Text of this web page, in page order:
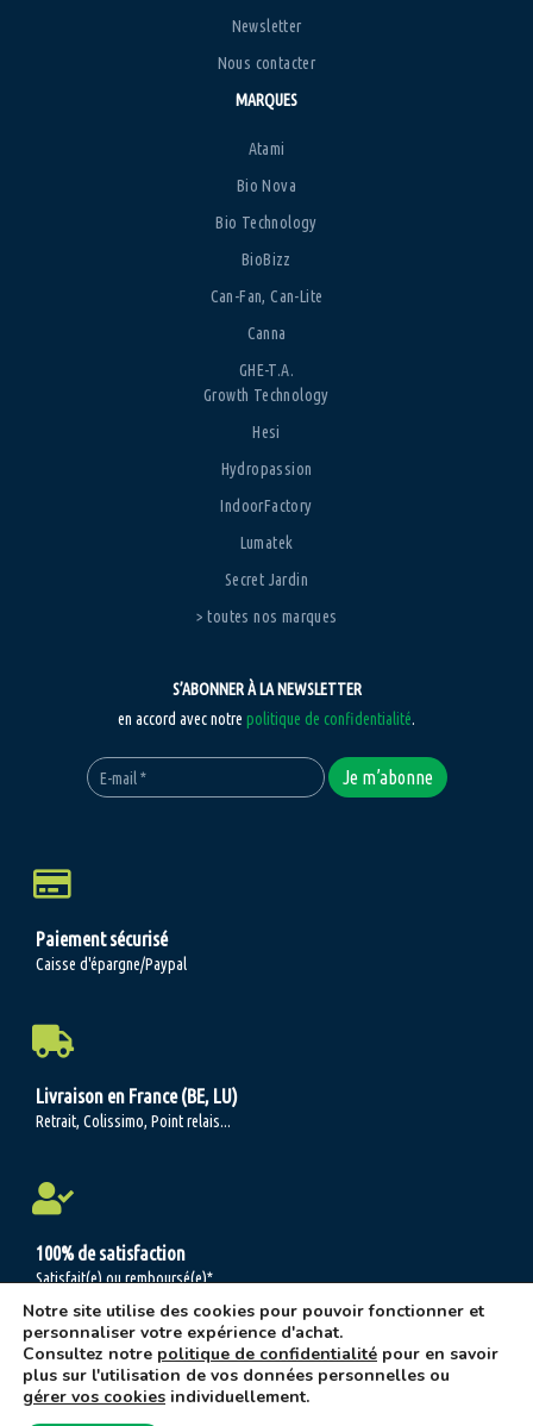
Newsletter
Nous contacter
MARQUES
Atami
Bio Nova
Bio Technology
BioBizz
Can-Fan, Can-Lite
Canna
GHE-T.A.
Growth Technology
Hesi
Hydropassion
IndoorFactory
Lumatek
Secret Jardin
> toutes nos marques
S’ABONNER À LA NEWSLETTER
en accord avec notre politique de confidentialité.
Paiement sécurisé
Caisse d'épargne/Paypal
Livraison en France (BE, LU)
Retrait, Colissimo, Point relais...
100% de satisfaction
Satisfait(e) ou remboursé(e)*
Les jardins 2 demain © 2004-2026 -C.G.V.-Mentions légales/Politique de
confidentialitéψ Réalisation:Oh là là, Bravo ! Agence
Notre site utilise des cookies pour pouvoir fonctionner et
personnaliser votre expérience d'achat.
Consultez notre politique de confidentialité pour en savoir
plus sur l'utilisation de vos données personnelles ou
gérer vos cookies individuellement.